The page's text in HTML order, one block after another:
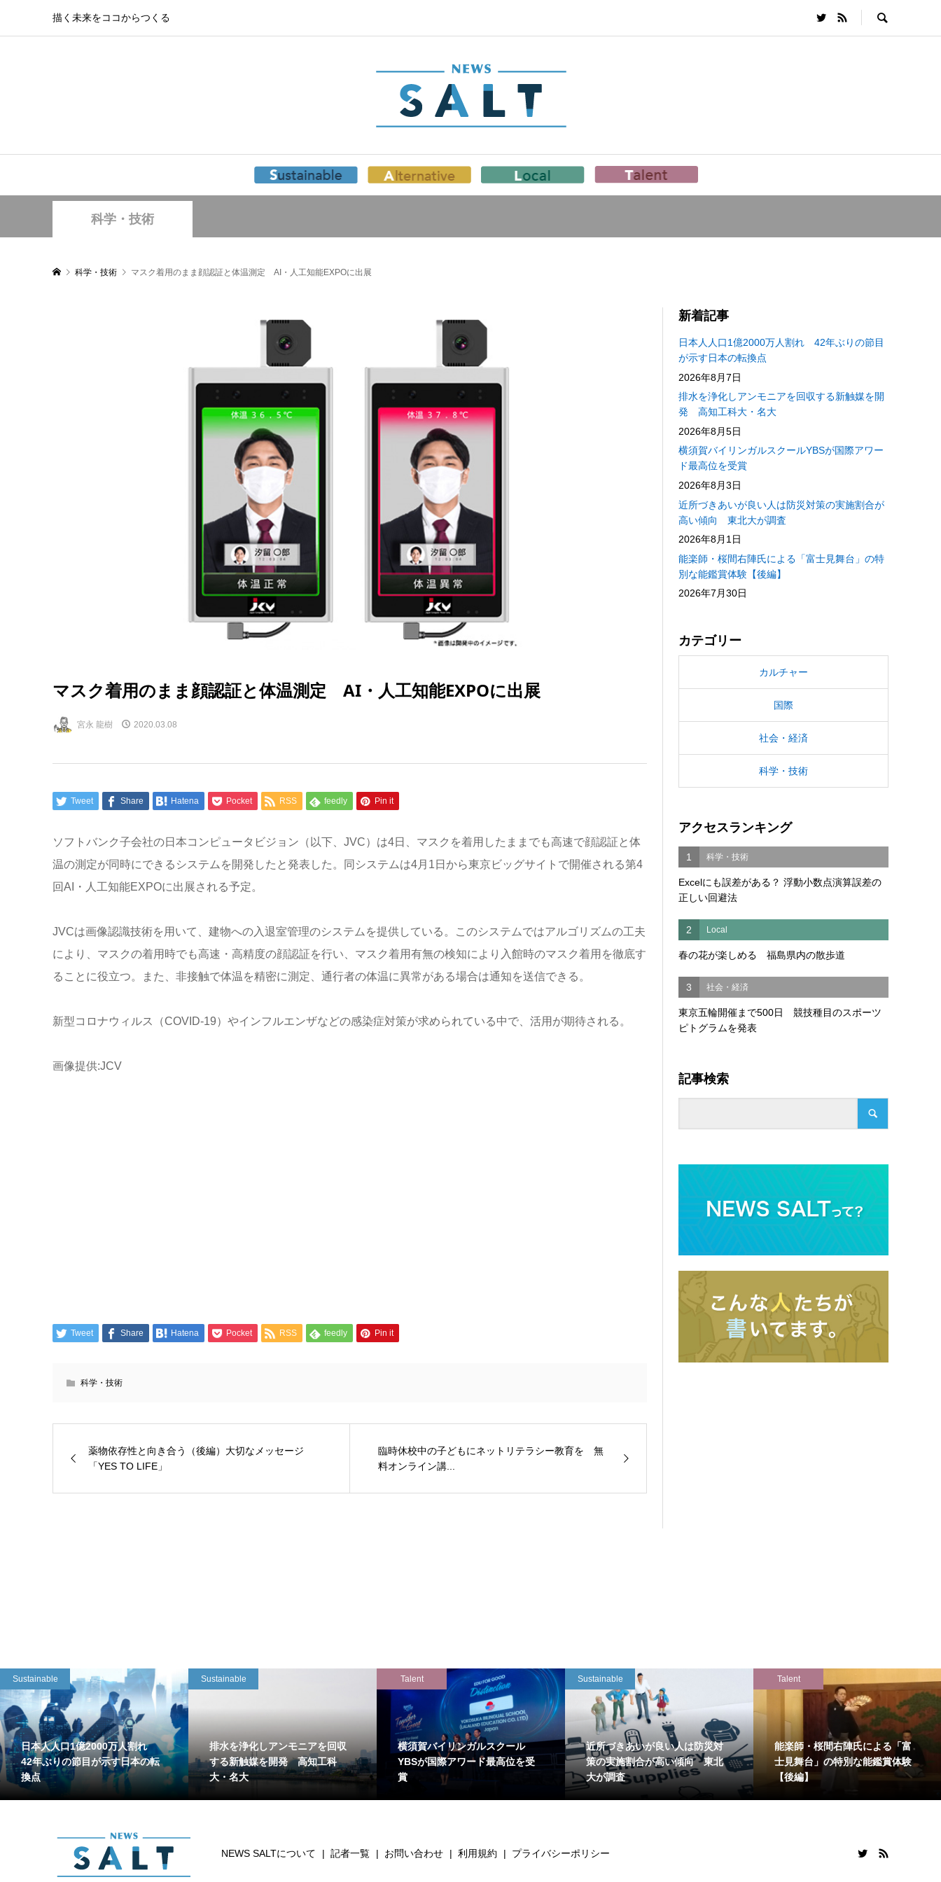
描く未来をココからつくる
科学・技術
科学・技術 マスク着用のまま顔認証と体温測定 AI・人工知能EXPOに出展
マスク着用のまま顔認証と体温測定 AI・人工知能EXPOに出展
宮永 龍樹 2020.03.08
Tweet Share Hatena Pocket RSS feedly Pin it
ソフトバンク子会社の日本コンピュータビジョン（以下、JVC）は4日、マスクを着用したままでも高速で顔認証と体
温の測定が同時にできるシステムを開発したと発表した。同システムは4月1日から東京ビッグサイトで開催される第4
回AI・人工知能EXPOに出展される予定。
JVCは画像認識技術を用いて、建物への入退室管理のシステムを提供している。このシステムではアルゴリズムの工夫
により、マスクの着用時でも高速・高精度の顔認証を行い、マスク着用有無の検知により入館時のマスク着用を徹底す
ることに役立つ。また、非接触で体温を精密に測定、通行者の体温に異常がある場合は通知を送信できる。
新型コロナウィルス（COVID-19）やインフルエンザなどの感染症対策が求められている中で、活用が期待される。
画像提供:JCV
Tweet Share Hatena Pocket RSS feedly Pin it
科学・技術
薬物依存性と向き合う（後編）大切なメッセージ
「YES TO LIFE」
臨時休校中の子どもにネットリテラシー教育を 無
料オンライン講...
新着記事
日本人人口1億2000万人割れ 42年ぶりの節目
が示す日本の転換点
2026年8月7日
排水を浄化しアンモニアを回収する新触媒を開
発 高知工科大・名大
2026年8月5日
横須賀バイリンガルスクールYBSが国際アワー
ド最高位を受賞
2026年8月3日
近所づきあいが良い人は防災対策の実施割合が
高い傾向 東北大が調査
2026年8月1日
能楽師・桜間右陣氏による「富士見舞台」の特
別な能鑑賞体験【後編】
2026年7月30日
カテゴリー
カルチャー
国際
社会・経済
科学・技術
アクセスランキング
1 科学・技術
Excelにも誤差がある？ 浮動小数点演算誤差の
正しい回避法
2 Local
春の花が楽しめる 福島県内の散歩道
3 社会・経済
東京五輪開催まで500日 競技種目のスポーツ
ピトグラムを発表
記事検索
Sustainable
日本人人口1億2000万人割れ
42年ぶりの節目が示す日本の転
換点
Sustainable
排水を浄化しアンモニアを回収
する新触媒を開発 高知工科
大・名大
Talent
横須賀バイリンガルスクール
YBSが国際アワード最高位を受
賞
Sustainable
近所づきあいが良い人は防災対
策の実施割合が高い傾向 東北
大が調査
Talent
能楽師・桜間右陣氏による「富
士見舞台」の特別な能鑑賞体験
【後編】
NEWS SALTについて 記者一覧 お問い合わせ 利用規約 プライバシーポリシー